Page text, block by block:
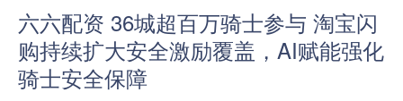
六六配资 36城超百万骑士参与 淘宝闪
购持续扩大安全激励覆盖，AI赋能强化
骑士安全保障